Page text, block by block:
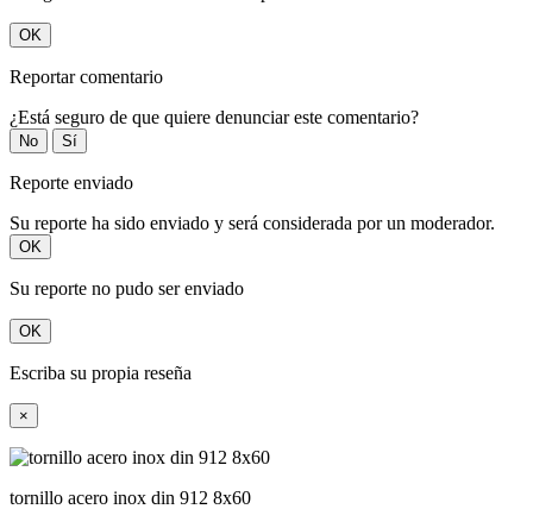
OK
Reportar comentario
¿Está seguro de que quiere denunciar este comentario?
No Sí
Reporte enviado
Su reporte ha sido enviado y será considerada por un moderador.
OK
Su reporte no pudo ser enviado
OK
Escriba su propia reseña
×
tornillo acero inox din 912 8x60